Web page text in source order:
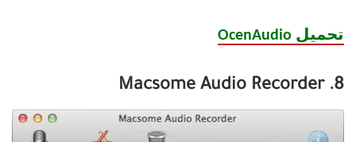
تحميل OcenAudio
8. Macsome Audio Recorder